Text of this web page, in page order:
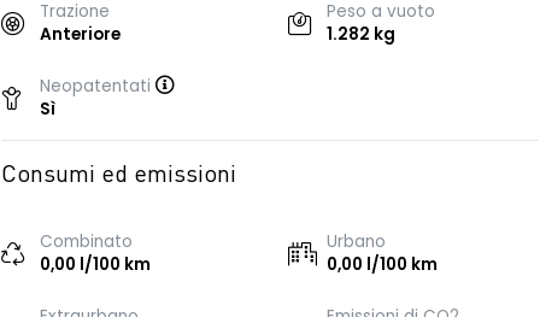
Trazione
Anteriore
Peso a vuoto
1.282 kg
Neopatentati
Sì
Consumi ed emissioni
Combinato
0,00 l/100 km
Urbano
0,00 l/100 km